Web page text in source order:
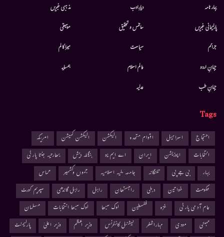
بہار نامہ
پارلیمانی خبریں
جرائم
جہانِ اردو
جہانِ طب
دیارِادب
سائنس و تحقیق
سیاست
عالم اسلام
عدلیہ
مذہبی خبریں
موسيقى
میرا کالم
ہمسایہ
Tags
احتجاج اسرائیل اقوام متحدہ الیکشن الیکشن کمیشن
امریکہ
انتخابات
اپوزیشن ایران اے ایم یو بنگلہ دیش
بھارتیہ جنتا پارٹی
بہار
بی جے پی تلنگانہ جامعہ ملیہ اسلامیہ جموں وکشمیر
حماس
حکومت
خواتین دہلی راجستھان راہل راہل گاندھی
سپریم کورٹ
عام آدمی پارٹی
غزہ فلسطین لوک سبھا لوک سبھا انتخابات
مسلمان
ممبئی
مودی مہاراشٹر نیشنل کانفرنس وزیر اعظم وزیر اعلیٰ
پارلیمنٹ